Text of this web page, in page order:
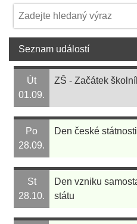
Seznam událostí
Út
01.09.
ZŠ - Začátek
Po
28.09.
Den české státnosti
St
28.10.
Den vzniku
státu